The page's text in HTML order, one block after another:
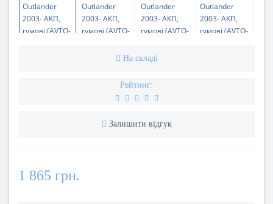
На складі
Рейтинг:
Залишити відгук
1 865 грн.